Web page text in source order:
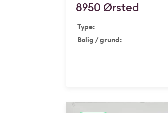
8950 Ørsted
Type:
Bolig / grund: